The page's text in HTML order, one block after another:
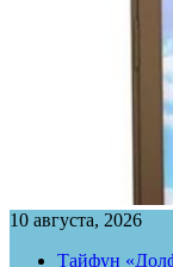
10 августа, 2026
Тайфун